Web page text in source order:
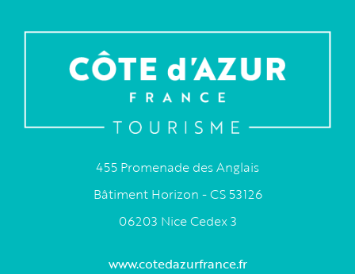
455 Promenade des Anglais
Bâtiment Horizon - CS 53126
06203 Nice Cedex 3
www.cotedazurfrance.fr